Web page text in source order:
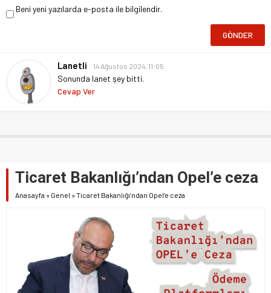
Beni yeni yazılarda e-posta ile bilgilendir.
Lanetli 14 Ağustos 2024, 11:05
Sonunda lanet şey bitti.
Cevap Ver
Ticaret Bakanlığı’ndan Opel’e ceza
Anasayfa » Genel »Ticaret Bakanlığı’ndan Opel’e ceza